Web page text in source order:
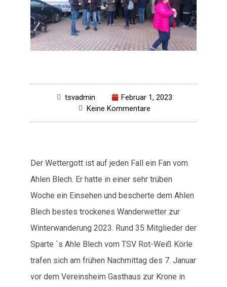
tsvadmin
Februar 1, 2023
Keine Kommentare
Der Wettergott ist auf jeden Fall ein Fan vom
Ahlen Blech. Er hatte in einer sehr trüben
Woche ein Einsehen und bescherte dem Ahlen
Blech bestes trockenes Wanderwetter zur
Winterwanderung 2023. Rund 35 Mitglieder der
Sparte `s Ahle Blech vom TSV Rot-Weiß Körle
trafen sich am frühen Nachmittag des 7. Januar
vor dem Vereinsheim Gasthaus zur Krone in